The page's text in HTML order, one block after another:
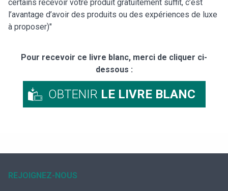
certains recevoir votre produit gratuitement suffit, c’est
l’avantage d’avoir des produits ou des expériences de luxe
à proposer)"
Pour recevoir ce livre blanc, merci de cliquer ci-
dessous :
OBTENIR LE LIVRE BLANC
REJOIGNEZ-NOUS